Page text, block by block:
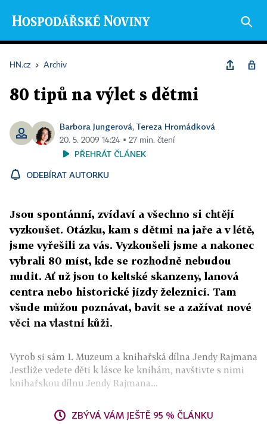
HN.cz › Archiv
80 tipů na výlet s dětmi
Barbora Jungerová, Tereza Hromádková
20. 5. 2009 14:24 ▪ 27 min. čtení
PŘEHRÁT ČLÁNEK
ODEBÍRAT AUTORKU
Jsou spontánní, zvídaví a všechno si chtějí
vyzkoušet. Otázku, kam s dětmi na jaře a v létě,
jsme vyřešili za vás. Vyzkoušeli jsme a nakonec
vybrali 80 míst, kde se rozhodně nebudou
nudit. Ať už jsou to keltské skanzeny, lanová
centra nebo historické jízdy železnicí. Tam
všude můžou poznávat, bavit se a zažívat nové
věci na vlastní kůži.
Vyrob si sám 1. Muzeum a knihařská dílna Jendy Rajmana
Jestliže vedete děti k lásce ke knihám, navštivte s nimi
knihařskou dílnu Jendy Rajmana...
ZBÝVÁ VÁM JEŠTĚ 95 % ČLÁNKU